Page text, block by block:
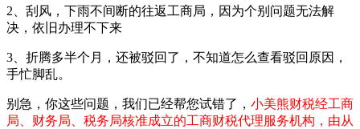
2、刮风，下雨不间断的往返工商局，因为个别问题无法解
决，依旧办理不下来
3、折腾多半个月，还被驳回了，不知道怎么查看驳回原因，
手忙脚乱。
别急，你这些问题，我们已经帮您试错了， 小美熊财税经工商
局、财务局、税务局核准成立的工商财税代理服务机构，由从